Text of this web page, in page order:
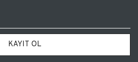
KAYIT OL